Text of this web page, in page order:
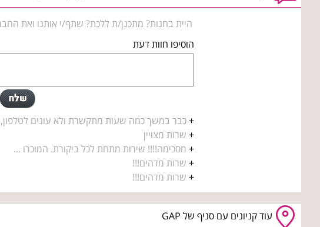
היית בחנות? מתכנן/ת ללכת? שתף/י אותנו ואת
הוסיפו חוות דעת
+כבר במשך כמה שעות מתקשרת ולא עונים
+ שרות מצויין
+ מסכימה!!!! שירות מתחת לכל ביקורת. המוכרו ...
+ שרות מדהים!!!
+ שרות מדהים!!!
עוד קניונים עם סניף של GAP